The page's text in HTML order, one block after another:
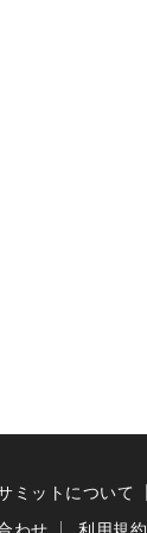
ミットについて